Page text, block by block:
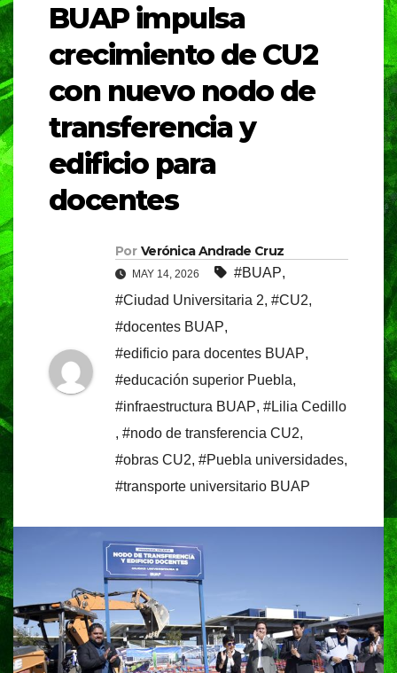
BUAP impulsa
crecimiento de CU2
con nuevo nodo de
transferencia y
edificio para
docentes
Por Verónica Andrade Cruz
MAY 14, 2026 #BUAP,
#Ciudad Universitaria 2, #CU2,
#docentes BUAP,
#edificio para docentes BUAP,
#educación superior Puebla,
#infraestructura BUAP, #Lilia Cedillo
, #nodo de transferencia CU2,
#obras CU2, #Puebla universidades,
#transporte universitario BUAP